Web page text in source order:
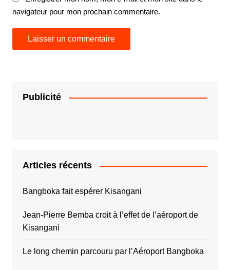
navigateur pour mon prochain commentaire.
Publicité
Articles récents
Bangboka fait espérer Kisangani
Jean-Pierre Bemba croit à l’effet de l’aéroport de
Kisangani
Le long chemin parcouru par l’Aéroport Bangboka